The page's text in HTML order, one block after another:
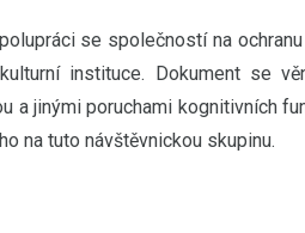
se společností na
instituce. Dokument se
a jinými poruchami kognitivních
na tuto návštěvnickou skupinu.